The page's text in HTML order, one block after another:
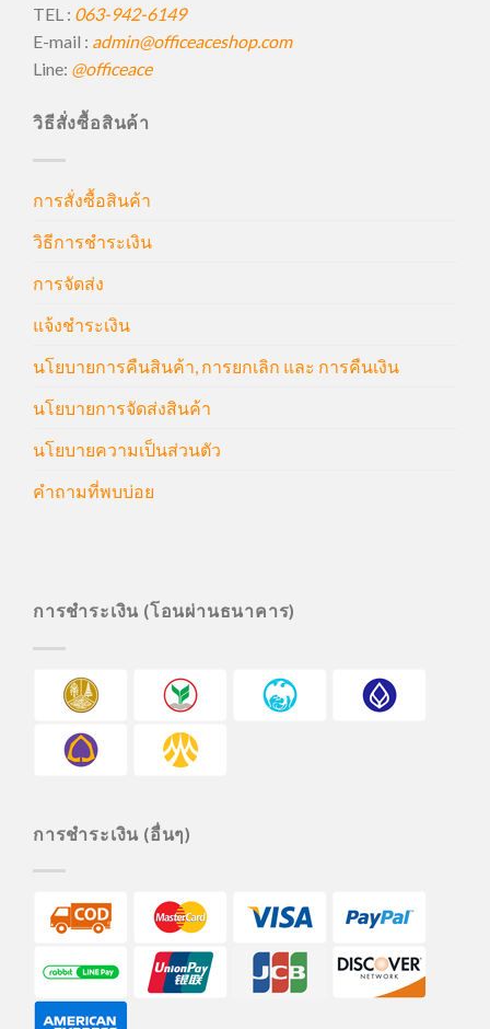
TEL : 063-942-6149
E-mail : admin@officeaceshop.com
Line: @officeace
วิธีสั่งซื้อสินค้า
การสั่งซื้อสินค้า
วิธีการชำระเงิน
การจัดส่ง
แจ้งชำระเงิน
นโยบายการคืนสินค้า, การยกเลิก และ การคืนเงิน
นโยบายการจัดส่งสินค้า
นโยบายความเป็นส่วนตัว
คำถามที่พบบ่อย
การชำระเงิน (โอนผ่านธนาคาร)
การชำระเงิน (อื่นๆ)